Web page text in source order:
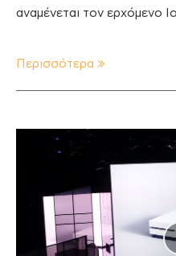
αναμένεται τον ερχόμενο
Περισσότερα